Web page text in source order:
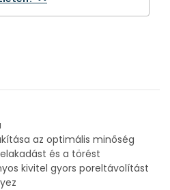
az optimális minőség
és a törést
kivitel gyors poreltávolítást